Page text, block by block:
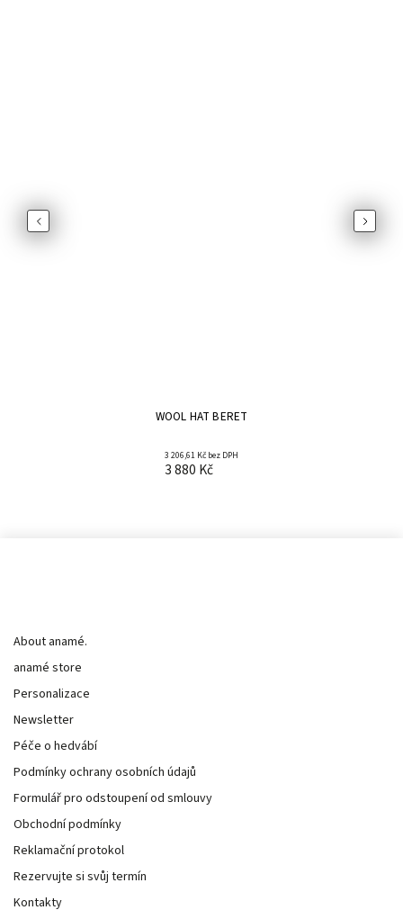
Previous
WOOL HAT BERET
3 206,61 Kč bez DPH
3 880 Kč
Next
About anamé.
anamé store
Personalizace
Newsletter
Péče o hedvábí
Podmínky ochrany osobních údajů
Formulář pro odstoupení od smlouvy
Obchodní podmínky
Reklamační protokol
Rezervujte si svůj termín
Kontakty